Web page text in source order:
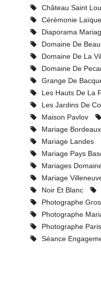
Château Saint
Cérémonie Laïque
Diaporama
Domaine De
Domaine De La
Domaine De
Grange De
Les Hauts De La
Les Jardins De
Maison Pavlov
Mariage Bordeaux
Mariage Landes
Mariage Pays
Mariages
Mariage
Noir Et Blanc
Photographe
Photographe
Photographe Paris
Séance